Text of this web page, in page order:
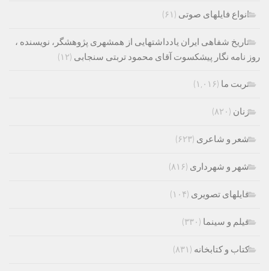
انواع فایلهای صوتی (۶۱)
تاریخ شفاهی ایران یادداشتهایی از همشهری پژوهشگر، نویسنده ،
روز نامه نگار پیشکسوت آقای محمود تربتی سنجابی (۱۲)
تربت ما (۱,۰۱۶)
زنان (۸۲۰)
شعر و شاعری (۶۲۳)
شهر و شهرداری (۸۱۶)
فایلهای تصویری (۱۰۴)
فیلم و سینما (۳۳۰)
کتاب و کتابخانه (۸۳۱)